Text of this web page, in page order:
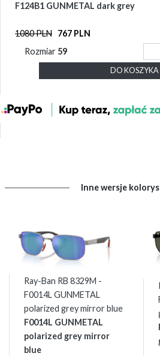
F124B1 GUNMETAL dark grey
1080 PLN 767 PLN
Rozmiar 59
DO KOSZYKA
Inne wersje
Ray-Ban RB 8329M -
F0014L GUNMETAL
polarized grey mirror blue
F0014L GUNMETAL
polarized grey mirror
blue